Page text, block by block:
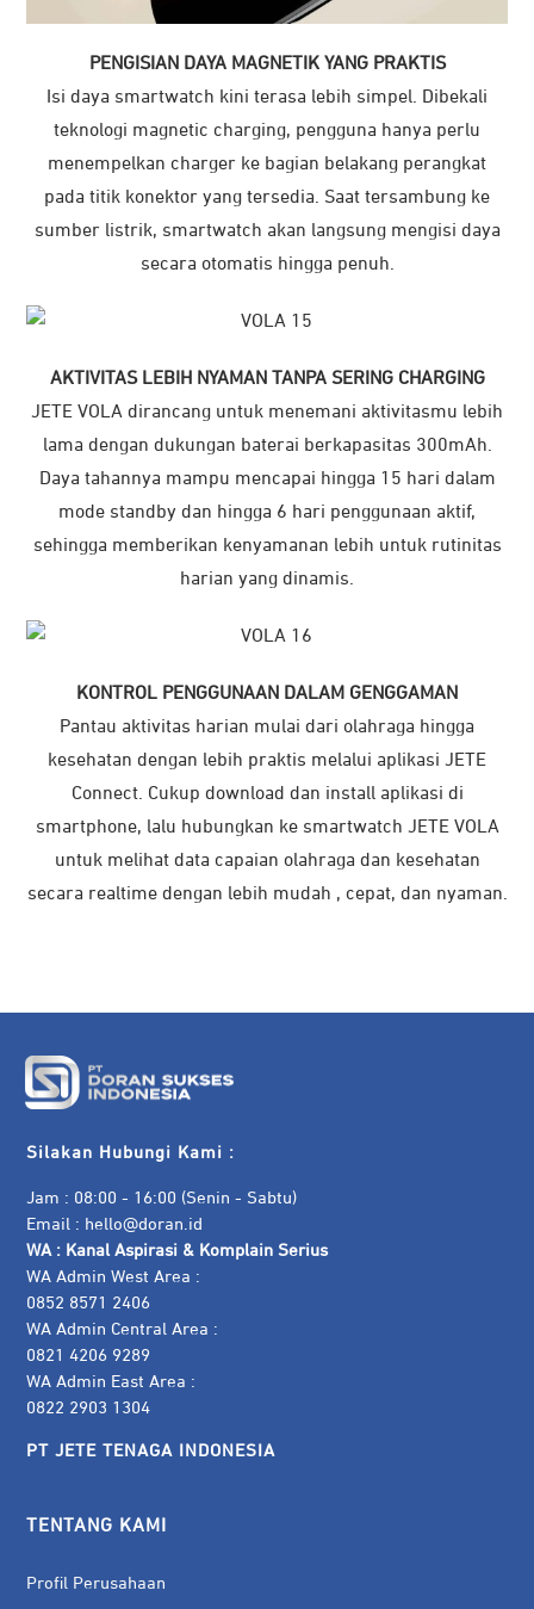
PENGISIAN DAYA MAGNETIK YANG PRAKTIS
Isi daya smartwatch kini terasa lebih simpel. Dibekali
teknologi magnetic charging, pengguna hanya perlu
menempelkan charger ke bagian belakang perangkat
pada titik konektor yang tersedia. Saat tersambung ke
sumber listrik, smartwatch akan langsung mengisi daya
secara otomatis hingga penuh.
AKTIVITAS LEBIH NYAMAN TANPA SERING CHARGING
JETE VOLA dirancang untuk menemani aktivitasmu lebih
lama dengan dukungan baterai berkapasitas 300mAh.
Daya tahannya mampu mencapai hingga 15 hari dalam
mode standby dan hingga 6 hari penggunaan aktif,
sehingga memberikan kenyamanan lebih untuk rutinitas
harian yang dinamis.
KONTROL PENGGUNAAN DALAM GENGGAMAN
Pantau aktivitas harian mulai dari olahraga hingga
kesehatan dengan lebih praktis melalui aplikasi JETE
Connect. Cukup download dan install aplikasi di
smartphone, lalu hubungkan ke smartwatch JETE VOLA
untuk melihat data capaian olahraga dan kesehatan
secara realtime dengan lebih mudah , cepat, dan nyaman.
Silakan Hubungi Kami :
Jam : 08:00 - 16:00 (Senin - Sabtu)
Email : hello@doran.id
WA : Kanal Aspirasi & Komplain Serius
WA Admin West Area :
0852 8571 2406
WA Admin Central Area :
0821 4206 9289
WA Admin East Area :
0822 2903 1304
PT JETE TENAGA INDONESIA
TENTANG KAMI
Profil Perusahaan